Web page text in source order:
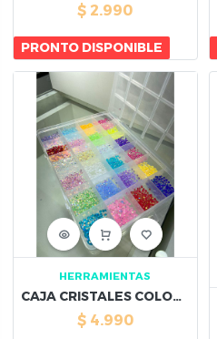
$ 2.990
PRONTO DISPONIBLE
HERRAMIENTAS
CAJA CRISTALES COLORES PASTEL
$ 4.990